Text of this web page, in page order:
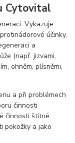
Cytovital
Vykazuje
účinky.
a
(např. jizvami,
ohněm, plísněmi,
a při problémech
činnosti
činnosti štítné
pokožky a jako